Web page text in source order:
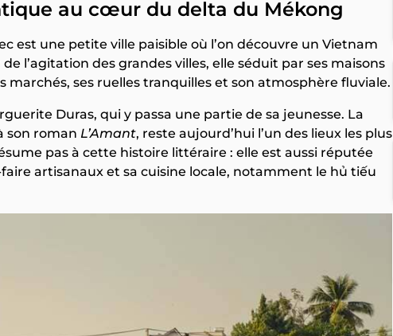
au cœur du delta du Mékong
est une petite ville paisible où l’on découvre un Vietnam
l’agitation des grandes villes, elle séduit par ses maisons
marchés, ses ruelles tranquilles et son atmosphère fluviale.
Duras, qui y passa une partie de sa jeunesse. La
son roman L’Amant, reste aujourd’hui l’un des lieux les plus
pas à cette histoire littéraire : elle est aussi réputée
artisanaux et sa cuisine locale, notamment le hủ tiếu